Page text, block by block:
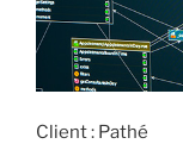
Client : Pathé